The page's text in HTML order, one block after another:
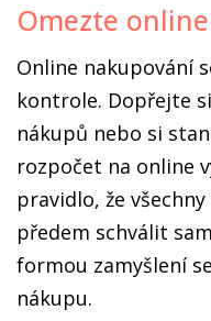
Omezte
Online nakupování
kontrole. Dopřejte
nákupů nebo si
rozpočet na online
pravidlo, že
předem schválit
formou zamyšlení
nákupu.